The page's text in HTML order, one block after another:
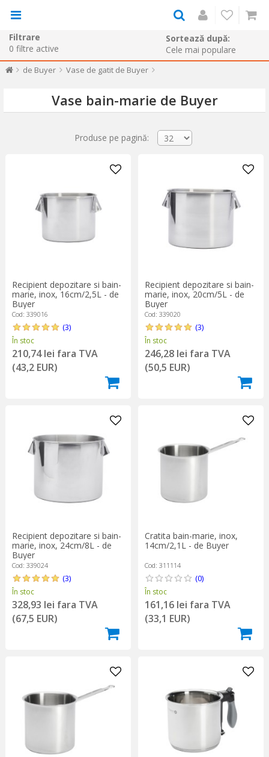
Filtrare
0 filtre active
Sortează după:
de Buyer Vase de gatit de Buyer
Vase bain-marie de Buyer
Produse pe pagină:
Recipient depozitare si bain-
marie, inox, 16cm/2,5L - de
Buyer
Cod: 339016
(3)
În stoc
210,74 lei fara TVA
(43,2 EUR)
Recipient depozitare si bain-
marie, inox, 20cm/5L - de
Buyer
Cod: 339020
(3)
În stoc
246,28 lei fara TVA
(50,5 EUR)
Recipient depozitare si bain-
marie, inox, 24cm/8L - de
Buyer
Cod: 339024
(3)
În stoc
328,93 lei fara TVA
(67,5 EUR)
Cratita bain-marie, inox,
14cm/2,1L - de Buyer
Cod: 311114
(0)
În stoc
161,16 lei fara TVA
(33,1 EUR)